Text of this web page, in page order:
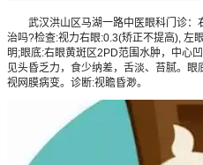
武汉洪山区马湖一路中医眼科门诊：
治吗?检查:视力右眼:0.3(矫正不提高), 左
明;眼底:右眼黄斑区2PD范围水肿，中心
见头昏乏力，食少纳差，舌淡、苔腻。
视网膜病变。诊断:视瞻昏渺。